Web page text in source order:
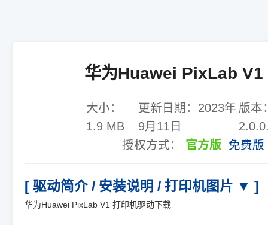
华为Huawei PixLab V1
大小：
1.9 MB
更新日期： 2023年
9月11日
版本
授权方式： 官方版 免费版
[ 驱动简介 / 安装说明 / 打印机图片 ▼ ]
华为Huawei PixLab V1 打印机驱动下载